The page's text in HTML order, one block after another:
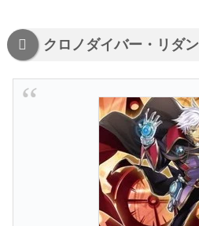
クロノダイバー・リダン